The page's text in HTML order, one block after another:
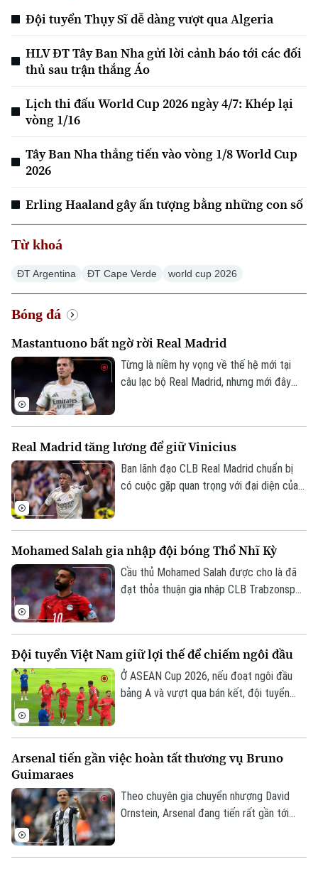
Xu hướng
Chuyên mục
Hà Nội
Chính trị
Xã hội
Nhịp sống Hà Nội
Thế giới
Đội tuyển Thụy Sĩ dễ dàng vượt qua Algeria
HLV ĐT Tây Ban Nha gửi lời cảnh báo tới các đối
thủ sau trận thắng Áo
Lịch thi đấu World Cup 2026 ngày 4/7: Khép lại
vòng 1/16
Tây Ban Nha thẳng tiến vào vòng 1/8 World Cup
2026
Erling Haaland gây ấn tượng bằng những con số
Từ khoá
ĐT Argentina ĐT Cape Verde world cup 2026
Bóng đá
Mastantuono bất ngờ rời Real Madrid
Từng là niềm hy vọng về thế hệ mới tại
câu lạc bộ Real Madrid, nhưng mới đây
Real Madrid tăng lương để giữ Vinicius
Ban lãnh đạo CLB Real Madrid chuẩn bị
có cuộc gặp quan trọng với đại diện của
Mohamed Salah gia nhập đội bóng Thổ Nhĩ Kỳ
Cầu thủ Mohamed Salah được cho là đã
đạt thỏa thuận gia nhập CLB Trabzonspor
Đội tuyển Việt Nam giữ lợi thế để chiếm ngôi đầu
Ở ASEAN Cup 2026, nếu đoạt ngôi đầu
bảng A và vượt qua bán kết, đội tuyển
Sang Sik, khi chúng ta có những lợi thế rõ
Campuchia sau đây 2 ngày.
Arsenal tiến gần việc hoàn tất thương vụ Bruno
Guimaraes
Theo chuyên gia chuyển nhượng David
Ornstein, Arsenal đang tiến rất gần tới